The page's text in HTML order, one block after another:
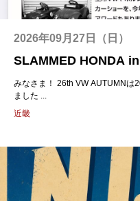
2026年09月27日（日）
SLAMMED HONDA
みなさま！ 26th VW AUTUMNは
ました ...
近畿